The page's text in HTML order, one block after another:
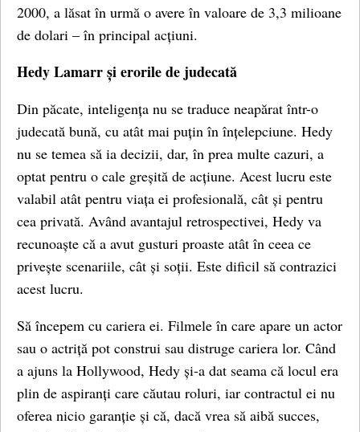
2000, a lăsat în urmă o avere în valoare de 3,3 milioane
de dolari – în principal acțiuni.
Hedy Lamarr și erorile de judecată
Din păcate, inteligența nu se traduce neapărat într-o
judecată bună, cu atât mai puțin în înțelepciune. Hedy
nu se temea să ia decizii, dar, în prea multe cazuri, a
optat pentru o cale greșită de acțiune. Acest lucru este
valabil atât pentru viața ei profesională, cât și pentru
cea privată. Având avantajul retrospectivei, Hedy va
recunoaște că a avut gusturi proaste atât în ​​ceea ce
privește scenariile, cât și soții. Este dificil să contrazici
acest lucru.
Să începem cu cariera ei. Filmele în care apare un actor
sau o actriță pot construi sau distruge cariera lor. Când
a ajuns la Hollywood, Hedy și-a dat seama că locul era
plin de aspiranți care căutau roluri, iar contractul ei nu
oferea nicio garanție și că, dacă vrea să aibă succes,